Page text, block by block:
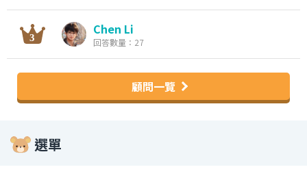
Chen Li
回答數量：27
顧問一覽
選單